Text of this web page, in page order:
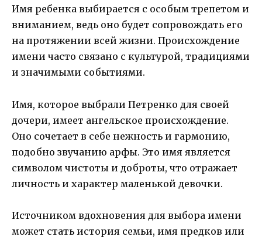
Имя ребенка выбирается с особым трепетом и
вниманием, ведь оно будет сопровождать его
на протяжении всей жизни. Происхождение
имени часто связано с культурой, традициями
и значимыми событиями.
Имя, которое выбрали Петренко для своей
дочери, имеет ангельское происхождение.
Оно сочетает в себе нежность и гармонию,
подобно звучанию арфы. Это имя является
символом чистоты и доброты, что отражает
личность и характер маленькой девочки.
Источником вдохновения для выбора имени
может стать история семьи, имя предков или